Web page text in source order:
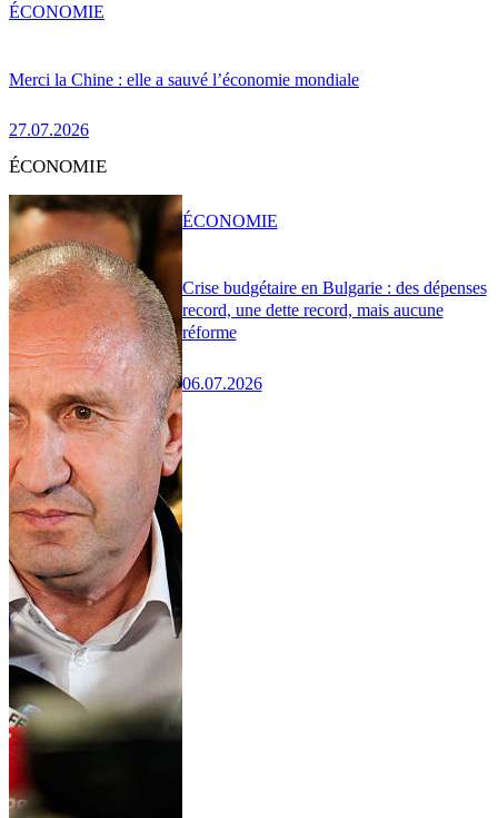
Merci la Chine : elle a sauvé l’économie mondiale
27.07.2026
ÉCONOMIE
ÉCONOMIE
Crise budgétaire en Bulgarie : des dépenses
record, une dette record, mais aucune
réforme
06.07.2026
ÉCONOMIE